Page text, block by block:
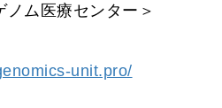
ム医療センター＞
unit.pro/